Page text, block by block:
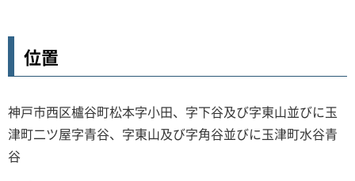
位置
神戸市西区櫨谷町松本字小田、字下谷及び字東山並びに玉
津町二ツ屋字青谷、字東山及び字角谷並びに玉津町水谷青
谷